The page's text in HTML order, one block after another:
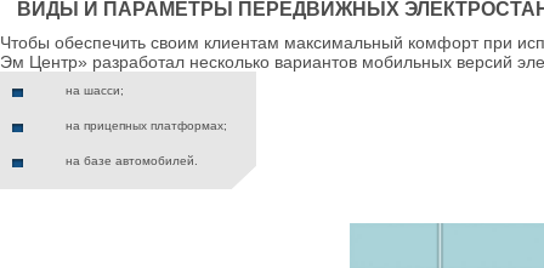
ВИДЫ И ПАРАМЕТРЫ ПЕРЕДВИЖНЫХ
Чтобы обеспечить своим клиентам максимальный комфорт при
Эм Центр» разработал несколько вариантов мобильных версий
на шасси;
на прицепных платформах;
на базе автомобилей.